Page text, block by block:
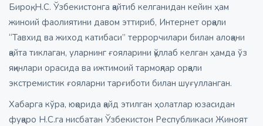
Бироқ, Н.С. Ўзбекистонга қайтиб келганидан кейин ҳам
жиноий фаолиятини давом эттириб, Интернет орқали
“Тавхид ва жиход катибаси” террорчилари билан алоқани
қайта тиклаган, уларнинг ғояларини қўллаб келган ҳамда ўз
яқинлари орасида ва ижтимоий тармоқлар орқали
экстремистик ғояларни тарғиботи билан шуғулланган.
Хабарга кўра, юқорида қайд этилган ҳолатлар юзасидан
фуқаро Н.С.га нисбатан Ўзбекистон Республикаси Жиноят